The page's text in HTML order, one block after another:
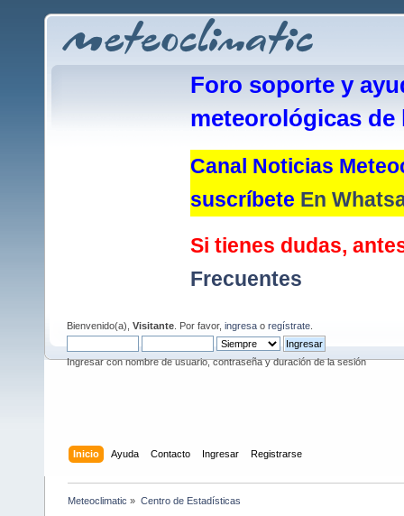
Foro soporte y
meteorológicas de
Canal Noticias
suscríbete En
Si tienes dudas,
Frecuentes
Bienvenido(a), Visitante . Por favor, ingresa o regístrate
Ingresar con nombre de usuario, contraseña y duración de la sesión
Inicio Ayuda Contacto Ingresar Registrarse
Meteoclimatic » Centro de Estadísticas